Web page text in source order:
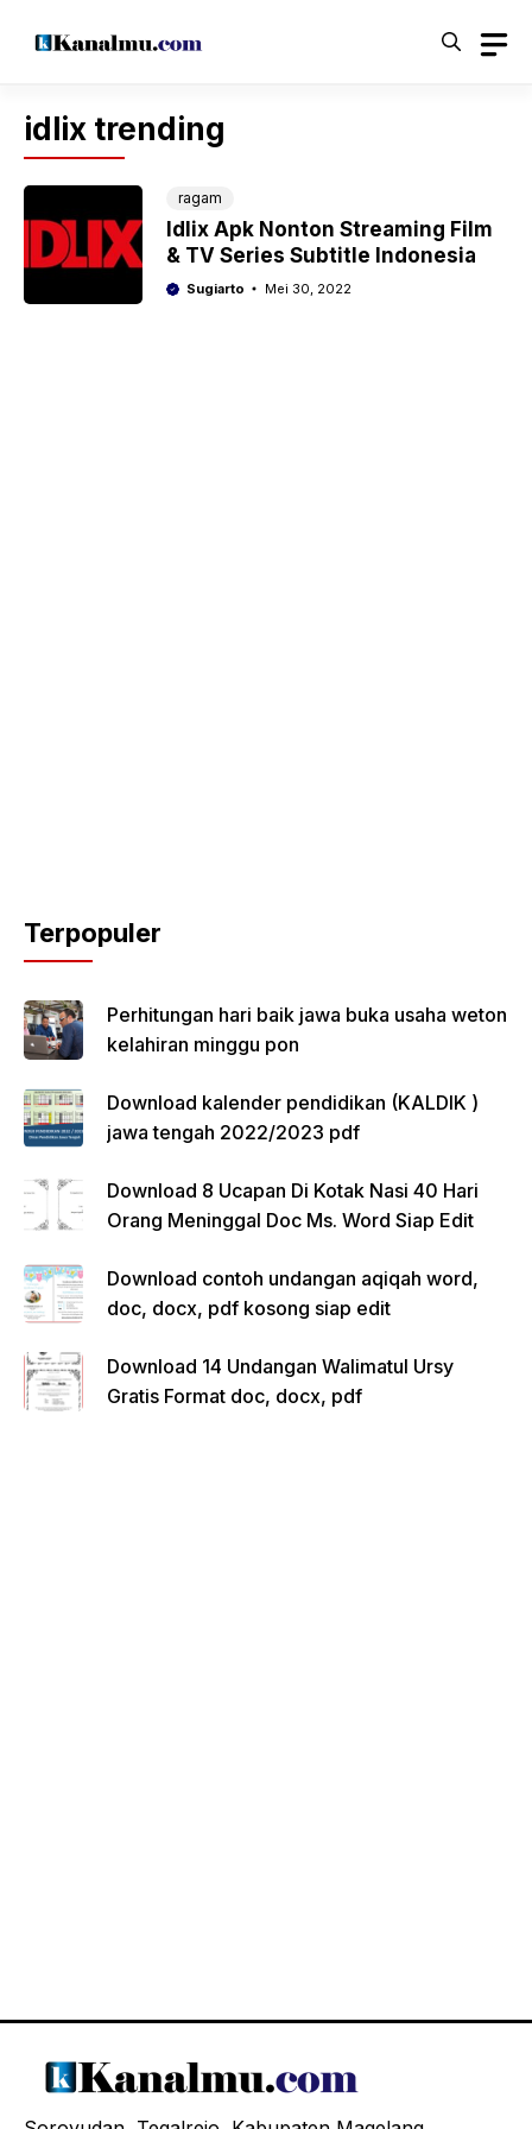
idlix trending
ragam
Idlix Apk Nonton Streaming Film
& TV Series Subtitle Indonesia
Sugiarto Mei 30, 2022
Terpopuler
Perhitungan hari baik jawa buka usaha weton
kelahiran minggu pon
Download kalender pendidikan (KALDIK )
jawa tengah 2022/2023 pdf
Download 8 Ucapan Di Kotak Nasi 40 Hari
Orang Meninggal Doc Ms. Word Siap Edit
Download contoh undangan aqiqah word,
doc, docx, pdf kosong siap edit
Download 14 Undangan Walimatul Ursy
Gratis Format doc, docx, pdf